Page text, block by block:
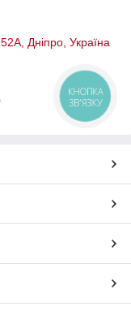
Дніпро, Україна
КНОПКА
ЗВ'ЯЗКУ